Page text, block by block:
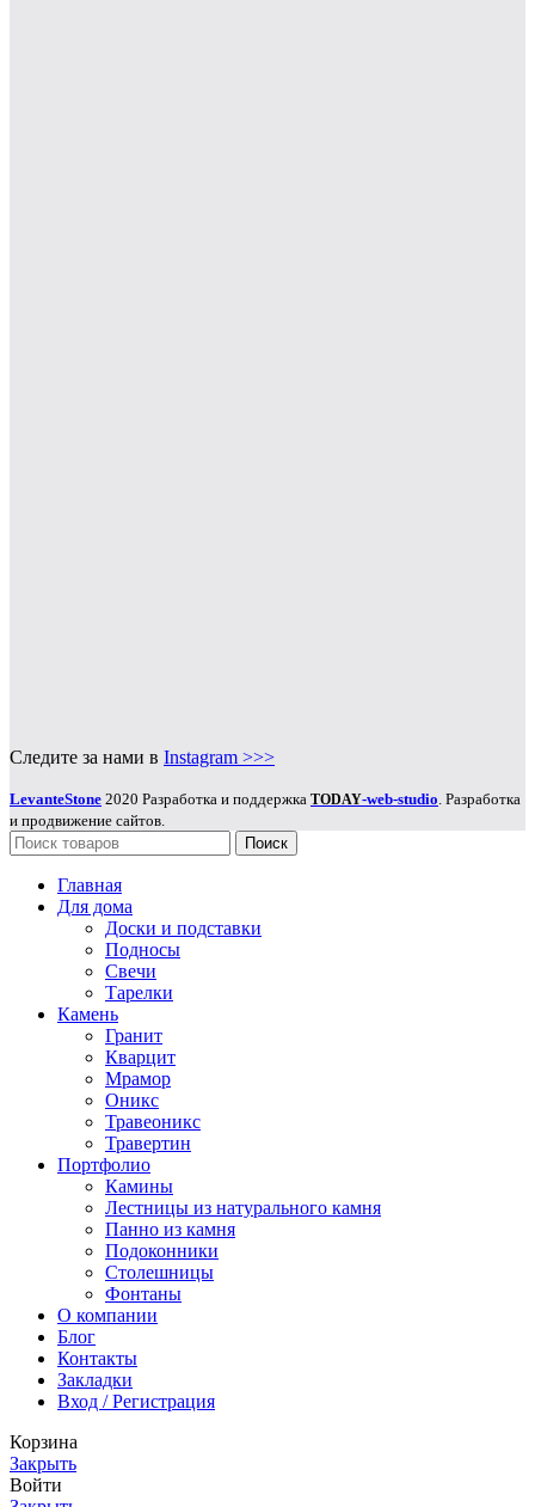
Следите за нами в Instagram >>>
LevanteStone 2020 Разработка и поддержка TODAY-web-studio . Разработка
и продвижение сайтов.
Поиск
Главная
Для дома
Доски и подставки
Подносы
Свечи
Тарелки
Камень
Гранит
Кварцит
Мрамор
Оникс
Травеоникс
Травертин
Портфолио
Камины
Лестницы из натурального камня
Панно из камня
Подоконники
Столешницы
Фонтаны
О компании
Блог
Контакты
Закладки
Вход / Регистрация
Корзина
Закрыть
Войти